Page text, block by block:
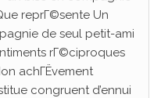
reprГ©sente Un
de seul petit-ami
rГ©ciproques
achГЁvement
congruent d’ennui